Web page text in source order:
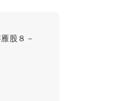
股８－